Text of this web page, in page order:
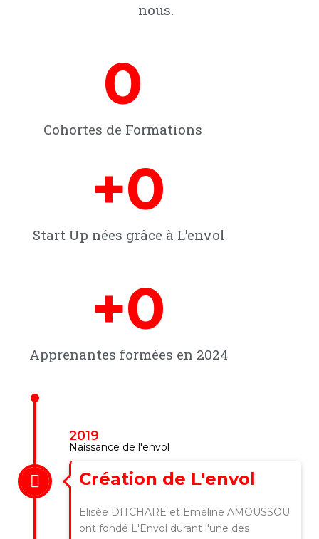
nous.
0
Cohortes de Formations
+0
Start Up nées grâce à L'envol​
+0
Apprenantes formées en 2024
2019
Naissance de l'envol
Création de L'envol
Elisée DITCHARE et Eméline AMOUSSOU
ont fondé L'Envol durant l'une des